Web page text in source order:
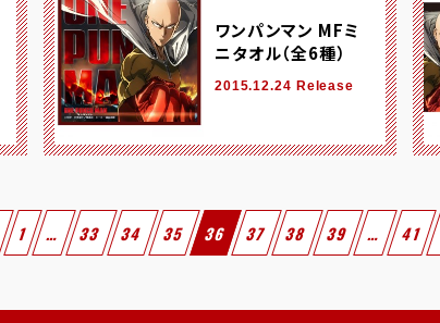
ワンパンマン MFミ
ニタオル（全6種）
2015.12.24 Release
1 … 33 34 35 36 37 38 39 … 41